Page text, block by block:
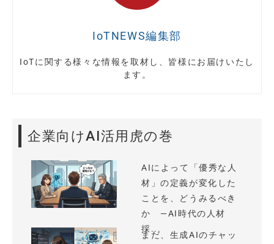
IoTNEWS編集部
IoTに関する様々な情報を取材し、皆様にお届けいたし
ます。
企業向けAI活用虎の巻
AIによって「優秀な人
材」の定義が変化した
ことを、どうみるべき
か —AI時代の人材
採...
まだ、生成AIのチャッ